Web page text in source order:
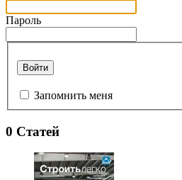
Пароль
Войти
Запомнить меня
0 Статей